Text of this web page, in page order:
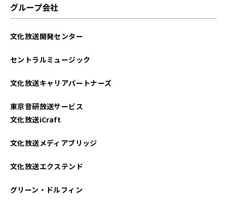
グループ会社
文化放送開発センター
セントラルミュージック
文化放送キャリアパートナーズ
東京音研放送サービス
文化放送iCraft
文化放送メディアブリッジ
文化放送エクステンド
グリーン・ドルフィン